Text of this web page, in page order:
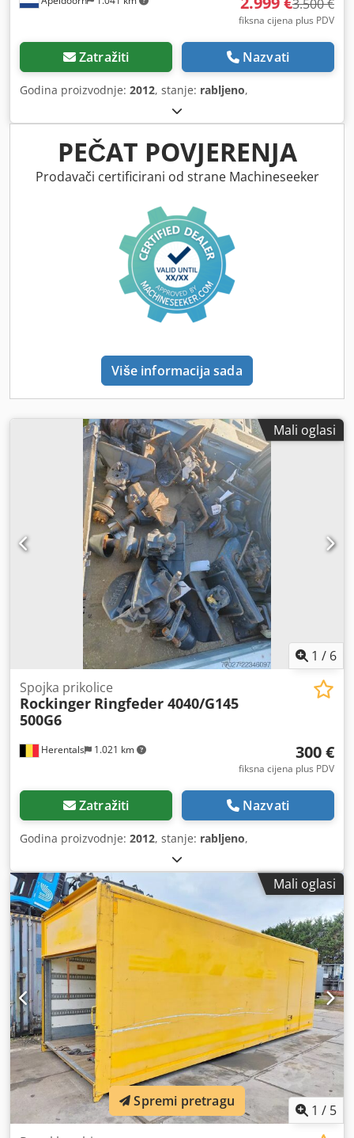
3.500 €
fiksna cijena plus PDV
Zatražiti Nazvati
Godina proizvodnje: 2012, stanje: rabljeno,
PEČAT POVJERENJA
Prodavači certificirani od strane Machineseeker
Više informacija sada
Mali oglasi
1 / 6
Herentals 1.021 km
Spojka prikolice
Rockinger Ringfeder 4040/G145
500G6
300 €
fiksna cijena plus PDV
Zatražiti Nazvati
Godina proizvodnje: 2012, stanje: rabljeno,
Mali oglasi
1 / 5
Spremi pretragu